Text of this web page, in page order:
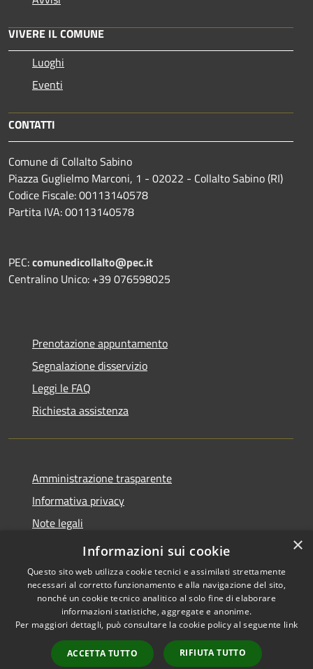
VIVERE IL COMUNE
Luoghi
Eventi
CONTATTI
Comune di Collalto Sabino
Piazza Guglielmo Marconi, 1 - 02022 - Collalto Sabino (RI)
Codice Fiscale: 00113140578
Partita IVA: 00113140578
PEC:comunedicollalto@pec.it
Centralino Unico: +39 076598025
Prenotazione appuntamento
Segnalazione disservizio
Leggi le FAQ
Richiesta assistenza
Amministrazione trasparente
Informativa privacy
Note legali
Dichiarazione di accessibilità
Accessibilità
Copyright © 2026 • Comune di
Collalto Sabino • Powered by
Municipium•
Accesso
×
Informazioni sui cookie
Questo sito web utilizza cookie tecnici e assimilati strettamente
necessari al corretto funzionamento e alla navigazione del sito,
nonché un cookie tecnico analitico al solo fine di elaborare
informazioni statistiche, aggregate e anonime.
Per maggiori dettagli, può consultare la cookie policy al seguente link
ACCETTA TUTTO RIFIUTA TUTTO